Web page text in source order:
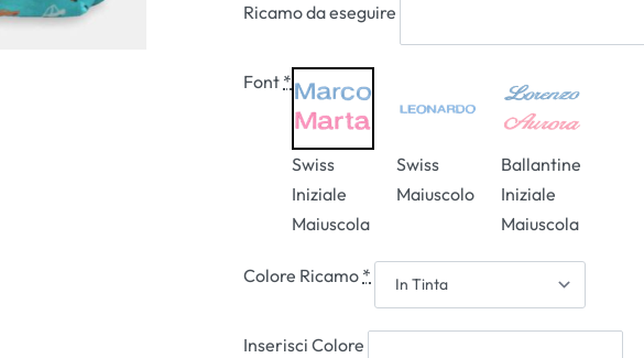
Ricamo da eseguire
Font *
Swiss
Iniziale
Maiuscola
Swiss
Maiuscolo
Ballantine
Iniziale
Maiuscola
Colore Ricamo *
Inserisci Colore